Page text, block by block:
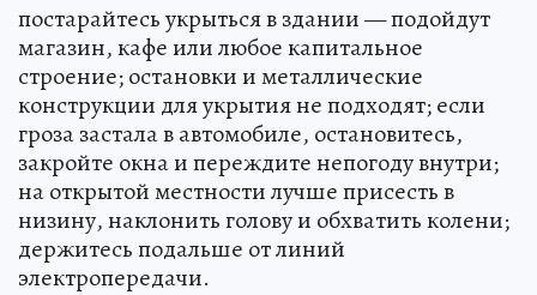
постарайтесь укрыться в здании — подойдут
магазин, кафе или любое капитальное
строение; остановки и металлические
конструкции для укрытия не подходят; если
гроза застала в автомобиле, остановитесь,
закройте окна и переждите непогоду внутри;
на открытой местности лучше присесть в
низину, наклонить голову и обхватить колени;
держитесь подальше от линий
электропередачи.